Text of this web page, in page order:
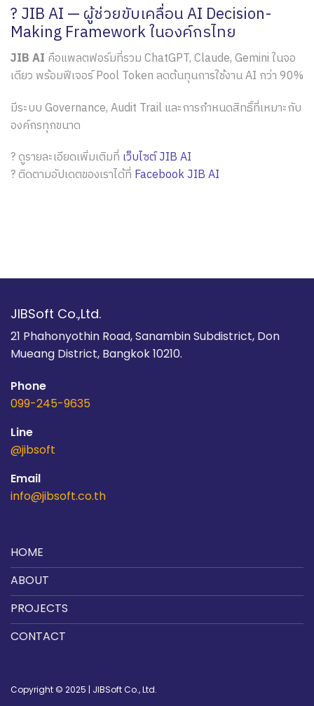
? JIB AI — ผู้ช่วยขับเคลื่อน AI Decision-
Making Framework ในองค์กรไทย
JIB AI คือแพลตฟอร์มที่รวม ChatGPT, Claude, Gemini ในจอ
เดียว พร้อมฟีเจอร์ Pool Token ลดต้นทุนการใช้งาน AI กว่า 90%
มีระบบ Governance, Audit Trail และการกำหนดสิทธิ์ที่เหมาะกับ
องค์กรทุกขนาด
? ดูรายละเอียดเพิ่มเติมที่ เว็บไซต์ JIB AI
? ติดตามอัปเดตของเราได้ที่ Facebook JIB AI
JIBSoft Co.,Ltd.
21 Phahonyothin Road, Sanambin Subdistrict, Don
Mueang District, Bangkok 10210.
Phone
099-245-9635
Line
@jibsoft
Email
info@jibsoft.co.th
HOME
ABOUT
PROJECTS
CONTACT
Copyright © 2025 | JIBSoft Co., Ltd.